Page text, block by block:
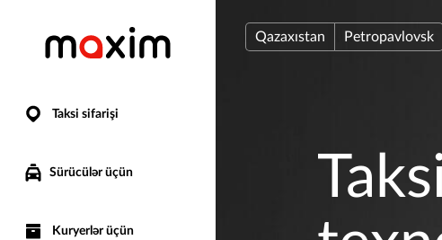
Taksi sifarişi
Sürücülər üçün
Kuryerlər üçün
Qazaxıstan Petropavlovsk